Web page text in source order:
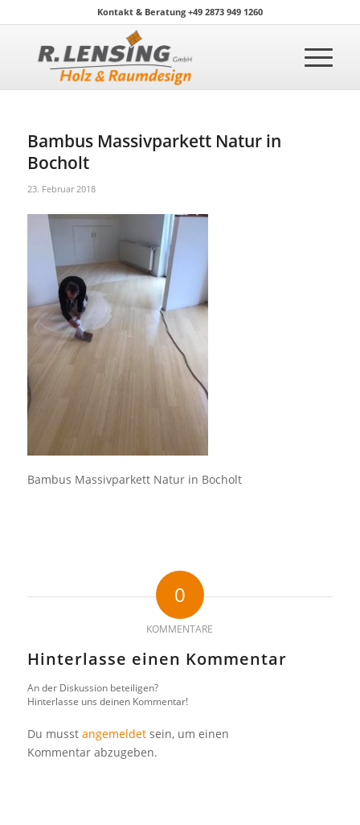
Kontakt & Beratung +49 2873 949 1260
Bambus Massivparkett Natur in
Bocholt
23. Februar 2018
Bambus Massivparkett Natur in Bocholt
0
KOMMENTARE
Hinterlasse einen Kommentar
An der Diskussion beteiligen?
Hinterlasse uns deinen Kommentar!
Du musst angemeldetsein, um einen
Kommentar abzugeben.